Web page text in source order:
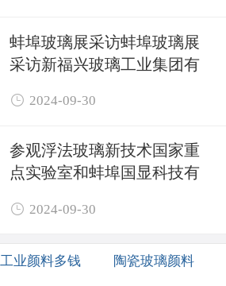
蚌埠玻璃展采访蚌埠玻璃展
采访新福兴玻璃工业集团有
 2024-09-30
参观浮法玻璃新技术国家重
点实验室和蚌埠国显科技有
 2024-09-30
工业颜料多钱 陶瓷玻璃颜料